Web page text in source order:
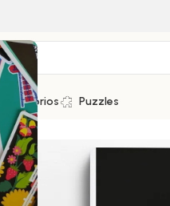
Accesorios Puzzles